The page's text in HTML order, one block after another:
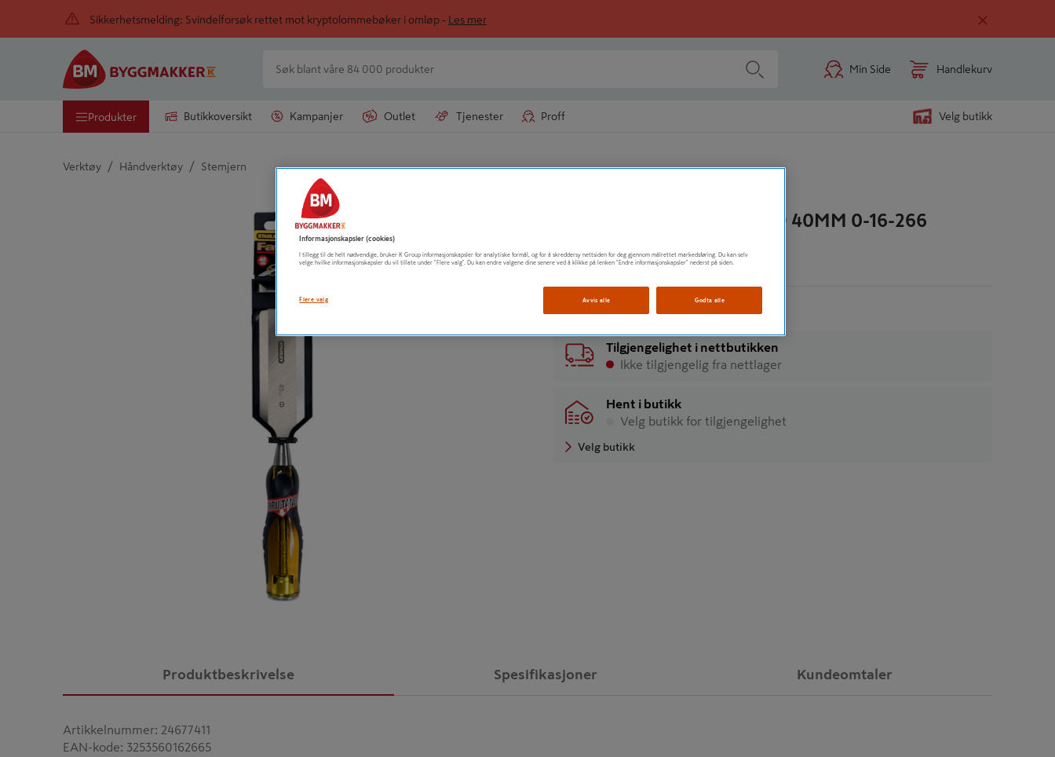
Sikkerhetsmelding: Svindelforsøk rettet mot kryptolommebøker i omløp - Les mer
Min Side Handlekurv
Produkter Butikkoversikt Kampanjer Outlet Tjenester Proff Velg butikk
Verktøy / Håndverktøy / Stemjern
Detaljert beskrivelse finnes i produktbeskrivelsen
STEMJERN DYNAGRIP PRO 40MM 0-16-266
Vis mer produktinformasjon
Tilgjengelighet i nettbutikken
Ikke tilgjengelig fra nettlager
Hent i butikk
Velg butikk for tilgjengelighet
Velg butikk
Produktbeskrivelse Spesifikasjoner Kundeomtaler
Artikkelnummer: 24677411
EAN-kode: 3253560162665
Informasjonskapsler (cookies)
I tillegg til de helt nødvendige, bruker K Group informasjonskapsler for analytiske formål, og for å skreddersy nettsiden for deg gjennom målrettet markedsføring. Du kan selv
velge hvilke informasjonskapsler du vil tillate under "Flere valg". Du kan endre valgene dine senere ved å klikke på lenken "Endre informasjonskapsler" nederst på siden.
Flere valg Avvis alle Godta alle